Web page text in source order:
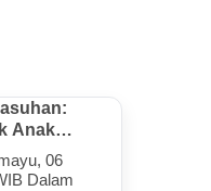
Anak
Kesibukan
06
Dalam